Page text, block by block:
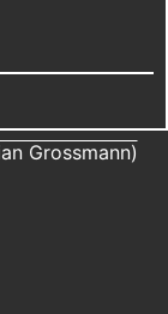
Grossmann)